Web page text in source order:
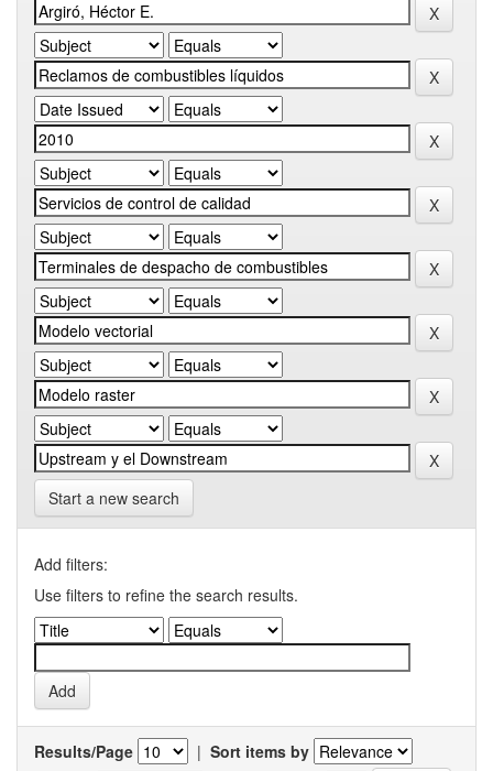
Start a new search
Add filters:
Use filters to refine the search results.
Results/Page | Sort items by